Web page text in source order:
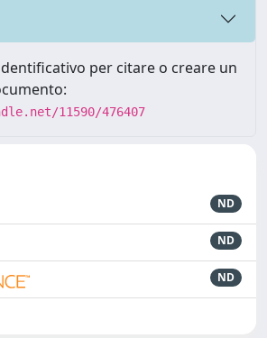
per citare o creare un
11590/476407
ND
ND
ND